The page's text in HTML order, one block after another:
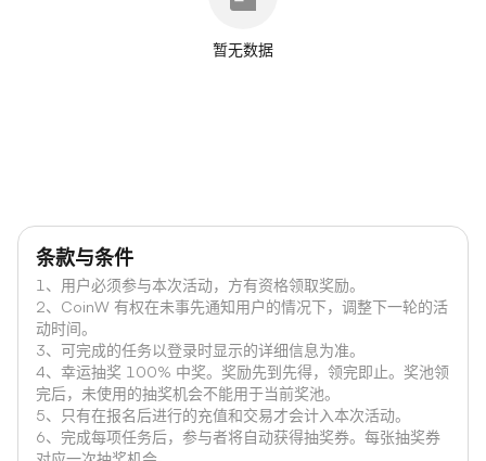
暂无数据
条款与条件
1、用户必须参与本次活动，方有资格领取奖励。
2、CoinW 有权在未事先通知用户的情况下，调整下一轮的活
动时间。
3、可完成的任务以登录时显示的详细信息为准。
4、幸运抽奖 100% 中奖。奖励先到先得，领完即止。奖池领
完后，未使用的抽奖机会不能用于当前奖池。
5、只有在报名后进行的充值和交易才会计入本次活动。
6、完成每项任务后，参与者将自动获得抽奖券。每张抽奖券